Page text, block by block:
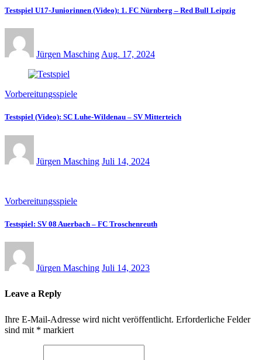
Testspiel U17-Juniorinnen (Video): 1. FC Nürnberg – Red Bull Leipzig
Jürgen Masching Aug. 17, 2024
Vorbereitungsspiele
Testspiel (Video): SC Luhe-Wildenau – SV Mitterteich
Jürgen Masching Juli 14, 2024
Vorbereitungsspiele
Testspiel: SV 08 Auerbach – FC Troschenreuth
Jürgen Masching Juli 14, 2023
Leave a Reply
Ihre E-Mail-Adresse wird nicht veröffentlicht. Erforderliche Felder
sind mit * markiert